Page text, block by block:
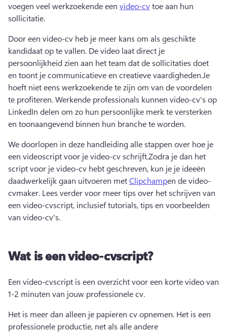
voegen veel werkzoekende een video-cv toe aan hun
sollicitatie.
Door een video-cv heb je meer kans om als geschikte
kandidaat op te vallen. De video laat direct je
persoonlijkheid zien aan het team dat de sollicitaties doet
en toont je communicatieve en creatieve vaardigheden.Je
hoeft niet eens werkzoekende te zijn om van de voordelen
te profiteren. Werkende professionals kunnen video-cv's op
LinkedIn delen om zo hun persoonlijke merk te versterken
en toonaangevend binnen hun branche te worden.
We doorlopen in deze handleiding alle stappen over hoe je
een videoscript voor je video-cv schrijft.Zodra je dan het
script voor je video-cv hebt geschreven, kun je je ideeën
daadwerkelijk gaan uitvoeren met Clipchampen de video-
cvmaker. Lees verder voor meer tips over het schrijven van
een video-cvscript, inclusief tutorials, tips en voorbeelden
van video-cv's.
Wat is een video-cvscript?
Een video-cvscript is een overzicht voor een korte video van
1-2 minuten van jouw professionele cv.
Het is meer dan alleen je papieren cv opnemen. Het is een
professionele productie, net als alle andere